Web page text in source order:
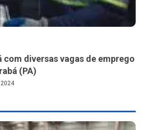
com diversas vagas de emprego
(PA)